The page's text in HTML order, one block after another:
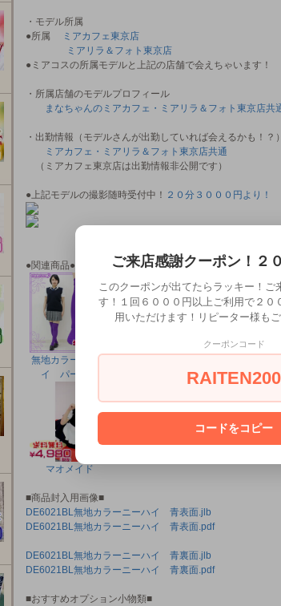
・モデル所属
●所属
ミアカフェ東京店
ミアリラ＆フォト東京店
●ミアコスの所属モデルと上記の店舗で会えちゃいます！
・所属店舗のモデルプロフィール
まなちゃんのミアカフェ・ミアリラ＆フォト東京店共
・出勤情報（モデルさんが出勤していれば会えるかも！？）
ミアカフェ・ミアリラ＆フォト東京店共通
（ミアカフェ東京店は出勤情報非公開です）
●上記モデルの撮影随時受付中！ ２０分３０００円より！
●関連商品●
無地カラーニーハ
イ パープル
イ 赤
マオメイド
■商品封入用画像■
DE6021BL無地カラーニーハイ 青表面.jlb
DE6021BL無地カラーニーハイ 青表面.pdf
DE6021BL無地カラーニーハイ 青裏面.jlb
DE6021BL無地カラーニーハイ 青裏面.pdf
■おすすめオプション小物類■
ご来店感謝クーポン！２
このクーポンが出てたらラッキー！ご
す！１回６０００円以上ご利用で２０
用いただけます！リピーター様も
クーポンコード
RAITEN200
コードをコピー